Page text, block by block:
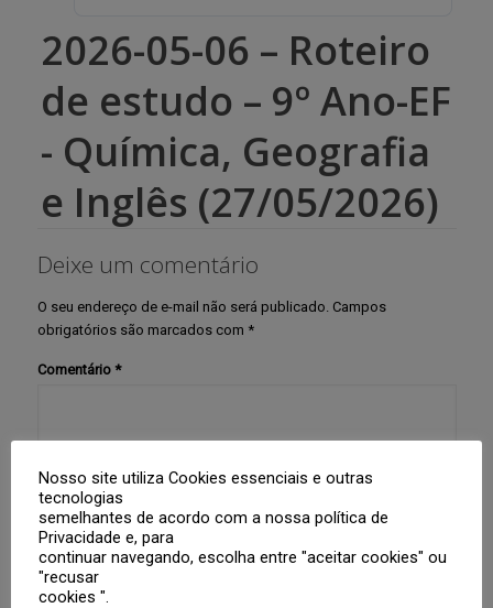
2026-05-06 – Roteiro
de estudo – 9º Ano-EF
- Química, Geografia
e Inglês (27/05/2026)
Deixe um comentário
O seu endereço de e-mail não será publicado. Campos
obrigatórios são marcados com *
Comentário *
Nome
Nosso site utiliza Cookies essenciais e outras
tecnologias
semelhantes de acordo com a nossa política de
Privacidade e, para
continuar navegando, escolha entre "aceitar cookies" ou
"recusar
cookies ".